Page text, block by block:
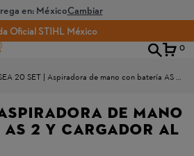
en: MéxicoCambiar
Oficial STIHL México
0
SEA 20 SET | Aspiradora de mano con batería AS 2 y cargador AL 1
Aspiradora de mano
2 y cargador AL